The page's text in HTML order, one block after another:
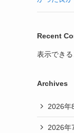
Recent
表示できる
Archives
2026年
2026年